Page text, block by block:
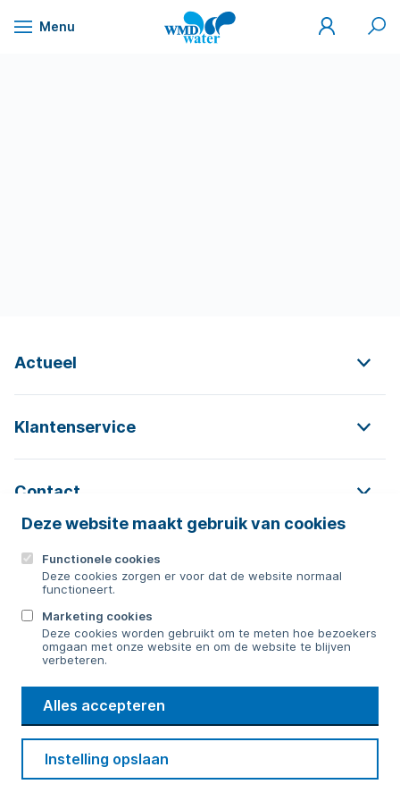
Naar
Deze website maakt gebruik van cookies
Functionele cookies
Deze cookies zorgen er voor dat de website normaal
functioneert.
Marketing cookies
Deze cookies worden gebruikt om te meten hoe bezoekers
omgaan met onze website en om de website te blijven
verbeteren.
Alles accepteren
Instelling opslaan
Menu
WMD
Drinkwater
Mijn
WMD
Zoek
Actueel
Klantenservice
Contact
Contact
Bericht sturen
WMD
Drinkwater
Cookie voorkeuren
Privacy Disclaimer